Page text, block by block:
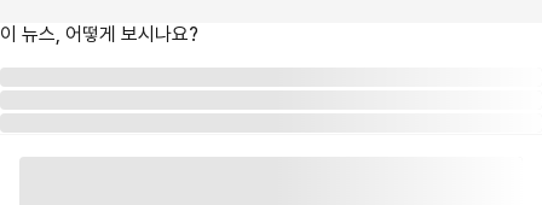
이 뉴스, 어떻게 보시나요?